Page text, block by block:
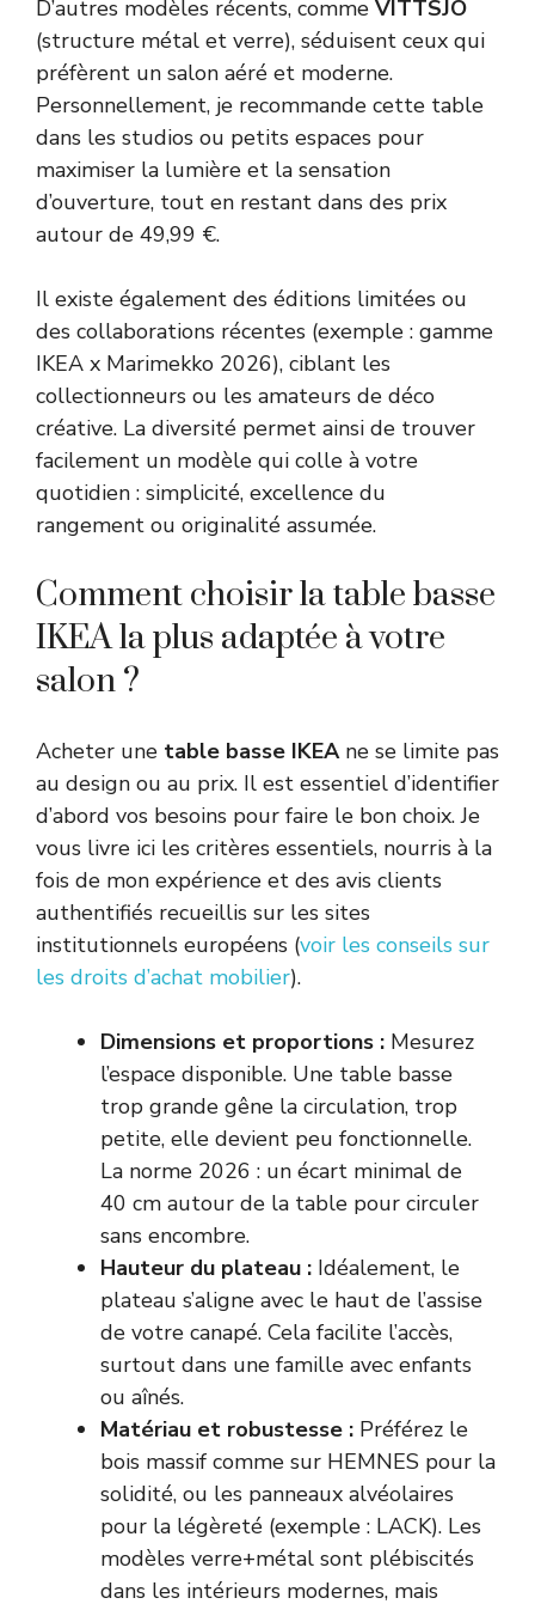
D’autres modèles récents, comme VITTSJÖ
(structure métal et verre), séduisent ceux qui
préfèrent un salon aéré et moderne.
Personnellement, je recommande cette table
dans les studios ou petits espaces pour
maximiser la lumière et la sensation
d’ouverture, tout en restant dans des prix
autour de 49,99 €.
Il existe également des éditions limitées ou
des collaborations récentes (exemple : gamme
IKEA x Marimekko 2026), ciblant les
collectionneurs ou les amateurs de déco
créative. La diversité permet ainsi de trouver
facilement un modèle qui colle à votre
quotidien : simplicité, excellence du
rangement ou originalité assumée.
Comment choisir la table basse
IKEA la plus adaptée à votre
salon ?
Acheter une table basse IKEAne se limite pas
au design ou au prix. Il est essentiel d’identifier
d’abord vos besoins pour faire le bon choix. Je
vous livre ici les critères essentiels, nourris à la
fois de mon expérience et des avis clients
authentifiés recueillis sur les sites
institutionnels européens (voir les conseils sur
les droits d’achat mobilier).
Dimensions et proportions : Mesurez
l’espace disponible. Une table basse
trop grande gêne la circulation, trop
petite, elle devient peu fonctionnelle.
La norme 2026 : un écart minimal de
40 cm autour de la table pour circuler
sans encombre.
Hauteur du plateau : Idéalement, le
plateau s’aligne avec le haut de l’assise
de votre canapé. Cela facilite l’accès,
surtout dans une famille avec enfants
ou aînés.
Matériau et robustesse : Préférez le
bois massif comme sur HEMNES pour la
solidité, ou les panneaux alvéolaires
pour la légèreté (exemple : LACK). Les
modèles verre+métal sont plébiscités
dans les intérieurs modernes, mais